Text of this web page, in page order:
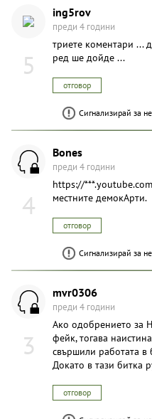
5
ing5rov
преди 4 години
триете коментари ...
ред ше дойде ...
отговор
Сигнализирай за
4
Bones
преди 4 години
https://
местните демокАрти.
отговор
Сигнализирай за
3
mvr0306
преди 4 години
Ако одобрението за
фейк, тогава
свършили работата в
Докато в тази битка
отговор